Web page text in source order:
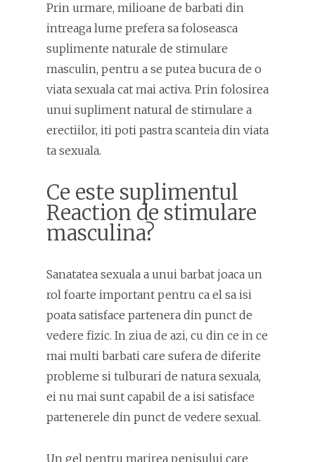
Prin urmare, milioane de barbati din
intreaga lume prefera sa foloseasca
suplimente naturale de stimulare
masculin, pentru a se putea bucura de o
viata sexuala cat mai activa. Prin folosirea
unui supliment natural de stimulare a
erectiilor, iti poti pastra scanteia din viata
ta sexuala.
Ce este suplimentul
Reaction de stimulare
masculina?
Sanatatea sexuala a unui barbat joaca un
rol foarte important pentru ca el sa isi
poata satisface partenera din punct de
vedere fizic. In ziua de azi, cu din ce in ce
mai multi barbati care sufera de diferite
probleme si tulburari de natura sexuala,
ei nu mai sunt capabil de a isi satisface
partenerele din punct de vedere sexual.
Un gel pentru marirea penisului care